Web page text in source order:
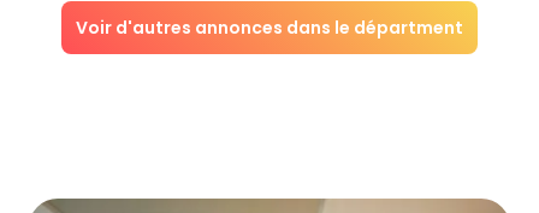
Voir d'autres annonces dans le départment